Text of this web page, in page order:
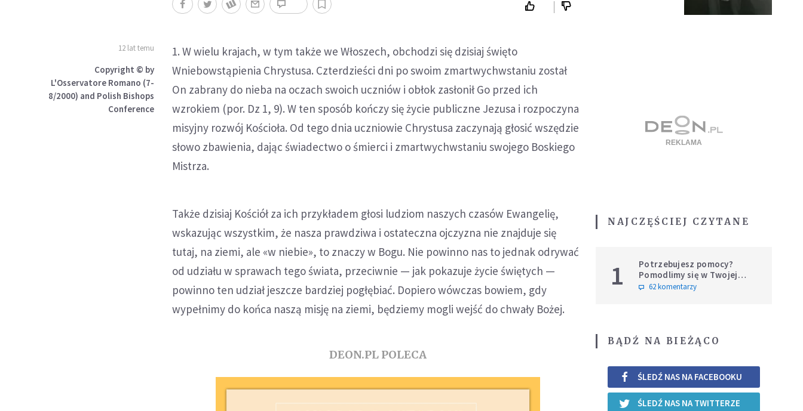
12 lat temu
Copyright © by
L'Osservatore Romano (7-
8/2000) and Polish Bishops
Conference
1. W wielu krajach, w tym także we Włoszech, obchodzi się dzisiaj święto
Wniebowstąpienia Chrystusa. Czterdzieści dni po swoim zmartwychwstaniu został
On zabrany do nieba na oczach swoich uczniów i obłok zasłonił Go przed ich
wzrokiem (por. Dz 1, 9). W ten sposób kończy się życie publiczne Jezusa i rozpoczyna
misyjny rozwój Kościoła. Od tego dnia uczniowie Chrystusa zaczynają głosić wszędzie
słowo zbawienia, dając świadectwo o śmierci i zmartwychwstaniu swojego Boskiego
Mistrza.
Także dzisiaj Kościół za ich przykładem głosi ludziom naszych czasów Ewangelię,
wskazując wszystkim, że nasza prawdziwa i ostateczna ojczyzna nie znajduje się
tutaj, na ziemi, ale «w niebie», to znaczy w Bogu. Nie powinno nas to jednak odrywać
od udziału w sprawach tego świata, przeciwnie — jak pokazuje życie świętych —
powinno ten udział jeszcze bardziej pogłębiać. Dopiero wówczas bowiem, gdy
wypełnimy do końca naszą misję na ziemi, będziemy mogli wejść do chwały Bożej.
DEON.PL POLECA
NAJCZĘŚCIEJ CZYTANE
1
Potrzebujesz pomocy?
Pomodlimy się w Twojej
intencji
62 komentarzy
BĄDŹ NA BIEŻĄCO
ŚLEDŹ NAS NA FACEBOOKU
ŚLEDŹ NAS NA TWITTERZE